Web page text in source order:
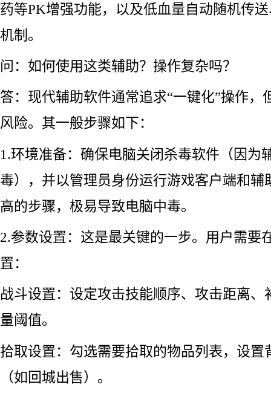
药等PK增强功能，以及低血量自动随机传
机制。
问：如何使用这类辅助？操作复杂吗？
答：现代辅助软件通常追求“一键化”操作，
风险。其一般步骤如下：
1.环境准备：确保电脑关闭杀毒软件（因为
毒），并以管理员身份运行游戏客户端和辅
高的步骤，极易导致电脑中毒。
2.参数设置：这是最关键的一步。用户需要
置：
战斗设置：设定攻击技能顺序、攻击距离、
量阈值。
拾取设置：勾选需要拾取的物品列表，设置
（如回城出售）。